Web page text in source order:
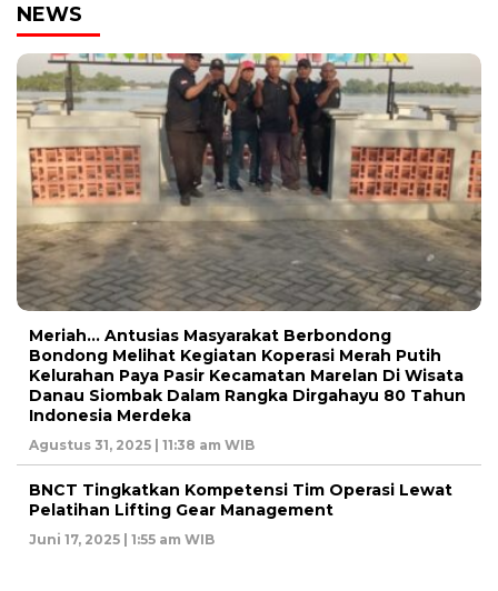
NEWS
Meriah… Antusias Masyarakat Berbondong
Bondong Melihat Kegiatan Koperasi Merah Putih
Kelurahan Paya Pasir Kecamatan Marelan Di Wisata
Danau Siombak Dalam Rangka Dirgahayu 80 Tahun
Indonesia Merdeka
Agustus 31, 2025 | 11:38 am WIB
BNCT Tingkatkan Kompetensi Tim Operasi Lewat
Pelatihan Lifting Gear Management
Juni 17, 2025 | 1:55 am WIB